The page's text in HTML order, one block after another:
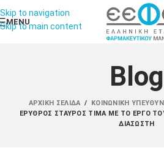
Skip to navigation
Skip to main content
MENU
Blog
ΑΡΧΙΚΉ ΣΕΛΊΔΑ / ΚΟΙΝΩΝΙΚΉ
ΕΡΥΘΡΌΣ ΣΤΑΥΡΌΣ ΤΙΜΆ ΜΕ ΤΟ ΈΡΓΟ
ΔΙΑΣΏΣΤΗ